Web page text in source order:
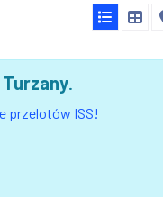
Turzany.
przelotów ISS!